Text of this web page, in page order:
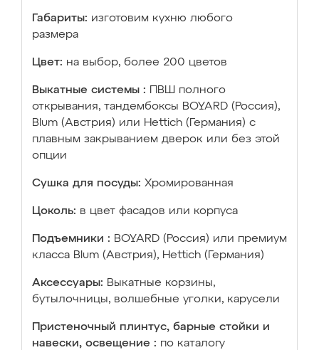
Габариты: изготовим кухню любого
размера
Цвет: на выбор, более 200 цветов
Выкатные системы :
ПВШ полного
открывания, тандембоксы BOYARD (Россия),
Blum (Австрия) или Hettich (Германия) с
плавным закрыванием дверок или без этой
опции
Сушка для посуды: Хромированная
Цоколь: в цвет фасадов или корпуса
Подъемники : BOYARD (Россия) или премиум
класса Blum (Австрия), Hettich (Германия)
Аксессуары: Выкатные корзины,
бутылочницы, волшебные уголки, карусели
Пристеночный плинтус, барные стойки и
навески, освещение : по каталогу